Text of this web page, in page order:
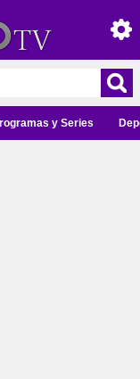
y Series